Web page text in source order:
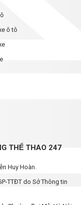
ô tô
THỂ THAO 247
Huy Hoàn.
TTĐT do Sở Thông tin